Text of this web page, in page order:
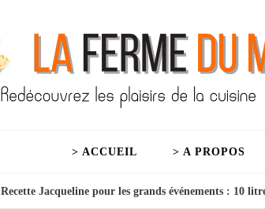
> ACCUEIL > A PROPOS
Recette Jacqueline pour les grands événements : 10